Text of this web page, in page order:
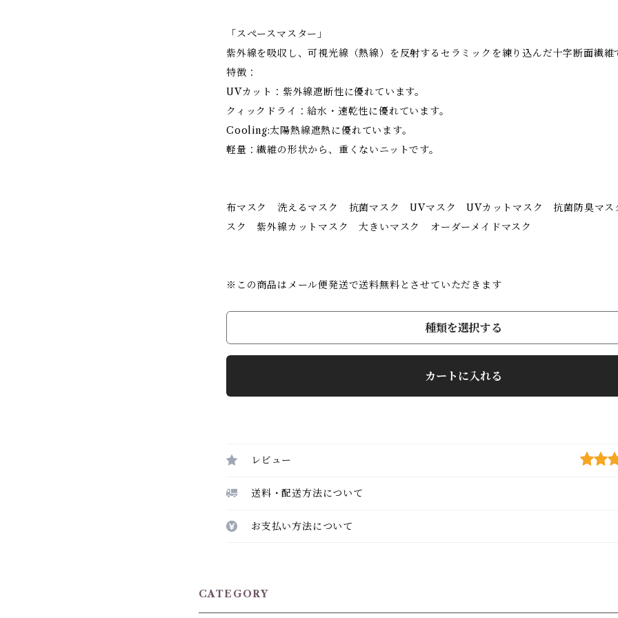
「スペースマスター」
紫外線を吸収し、可視光線（熱線）を反射するセラミックを練り込んだ十字断面繊維
特徴：
UVカット：紫外線遮断性に優れています。
クィックドライ：給水・速乾性に優れています。
Cooling:太陽熱線遮熱に優れています。
軽量：繊維の形状から、重くないニットです。
布マスク 洗えるマスク 抗菌マスク UVマスク UVカットマスク 抗菌防臭マス
スク 紫外線カットマスク 大きいマスク オーダーメイドマスク
※この商品はメール便発送で送料無料とさせていただきます
種類を選択する
カートに入れる
レビュー
送料・配送方法について
お支払い方法について
CATEGORY